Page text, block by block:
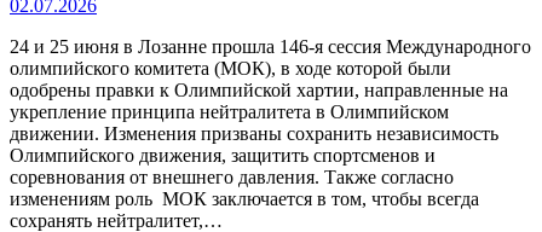
02.07.2026
24 и 25 июня в Лозанне прошла 146-я сессия Международного
олимпийского комитета (МОК), в ходе которой были
одобрены правки к Олимпийской хартии, направленные на
укрепление принципа нейтралитета в Олимпийском
движении. Изменения призваны сохранить независимость
Олимпийского движения, защитить спортсменов и
соревнования от внешнего давления. Также согласно
изменениям роль МОК заключается в том, чтобы всегда
сохранять нейтралитет,…